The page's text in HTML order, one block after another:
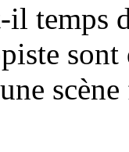
il temps